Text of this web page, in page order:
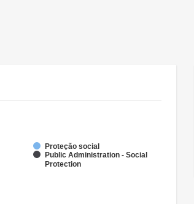
Proteção social
Public Administration - Social
Protection